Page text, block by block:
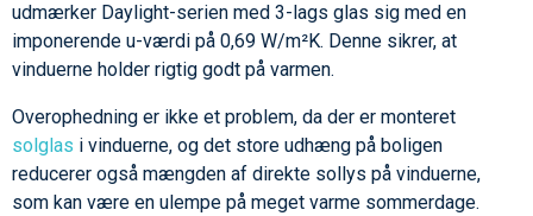
udmærker Daylight-serien med 3-lags glas sig med en
imponerende u-værdi på 0,69 W/m²K. Denne sikrer, at
vinduerne holder rigtig godt på varmen.
Overophedning er ikke et problem, da der er monteret
solglas i vinduerne, og det store udhæng på boligen
reducerer også mængden af direkte sollys på vinduerne,
som kan være en ulempe på meget varme sommerdage.